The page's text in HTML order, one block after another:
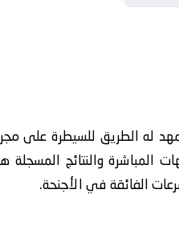
له الطريق للسيطرة على
المباشرة والنتائج
الفائقة في الأجنحة.